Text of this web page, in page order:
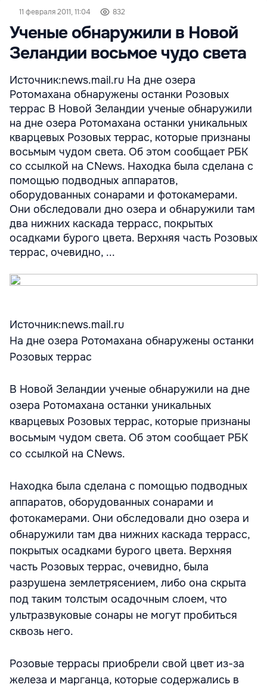
11 февраля 2011, 11:04 832
Ученые обнаружили в Новой
Зеландии восьмое чудо света
Источник:news.mail.ru На дне озера
Ротомахана обнаружены останки Розовых
террас В Новой Зеландии ученые обнаружили
на дне озера Ротомахана останки уникальных
кварцевых Розовых террас, которые признаны
восьмым чудом света. Об этом сообщает РБК
со ссылкой на CNews. Находка была сделана с
помощью подводных аппаратов,
оборудованных сонарами и фотокамерами.
Они обследовали дно озера и обнаружили там
два нижних каскада террасс, покрытых
осадками бурого цвета. Верхняя часть Розовых
террас, очевидно, ...
Источник:news.mail.ru
На дне озера Ротомахана обнаружены останки
Розовых террас
В Новой Зеландии ученые обнаружили на дне
озера Ротомахана останки уникальных
кварцевых Розовых террас, которые признаны
восьмым чудом света. Об этом сообщает РБК
со ссылкой на CNews.
Находка была сделана с помощью подводных
аппаратов, оборудованных сонарами и
фотокамерами. Они обследовали дно озера и
обнаружили там два нижних каскада террасс,
покрытых осадками бурого цвета. Верхняя
часть Розовых террас, очевидно, была
разрушена землетрясением, либо она скрыта
под таким толстым осадочным слоем, что
ультразвуковые сонары не могут пробиться
сквозь него.
Розовые террасы приобрели свой цвет из-за
железа и марганца, которые содержались в